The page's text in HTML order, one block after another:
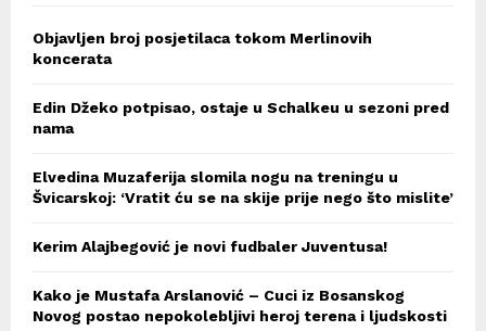
Objavljen broj posjetilaca tokom Merlinovih
koncerata
Edin Džeko potpisao, ostaje u Schalkeu u sezoni pred
nama
Elvedina Muzaferija slomila nogu na treningu u
Švicarskoj: ‘Vratit ću se na skije prije nego što mislite’
Kerim Alajbegović je novi fudbaler Juventusa!
Kako je Mustafa Arslanović – Cuci iz Bosanskog
Novog postao nepokolebljivi heroj terena i ljudskosti